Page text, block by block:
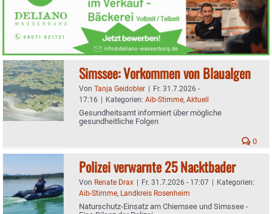
Simssee: Vorkommen von Blaualgen
Von Tanja Geidobler | Fr. 31.7.2026 -
17:16 | Kategorien: Aib-Stimme, Aktuell
Gesundheitsamt informiert über mögliche
gesundheitliche Folgen
0
Polizei verwarnte 25 Nacktbader
Von Renate Drax | Fr. 31.7.2026 - 17:07 | Kategorien:
Aib-Stimme, Landkreis Rosenheim
Naturschutz-Einsatz am Chiemsee und Simssee -